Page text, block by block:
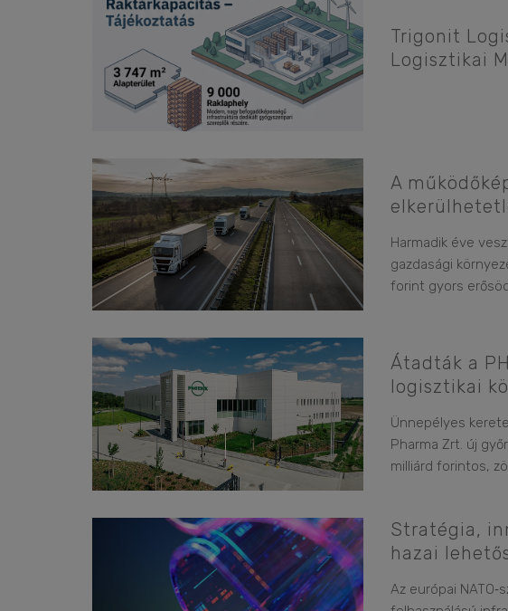
Trigonit
Logisztikai
A
Harmadik éve
gazdasági
forint gyors
Átadták a
logisztikai
Ünnepélyes
Pharma Zrt. új
milliárd forintos,
Stratégia,
hazai
Az európai